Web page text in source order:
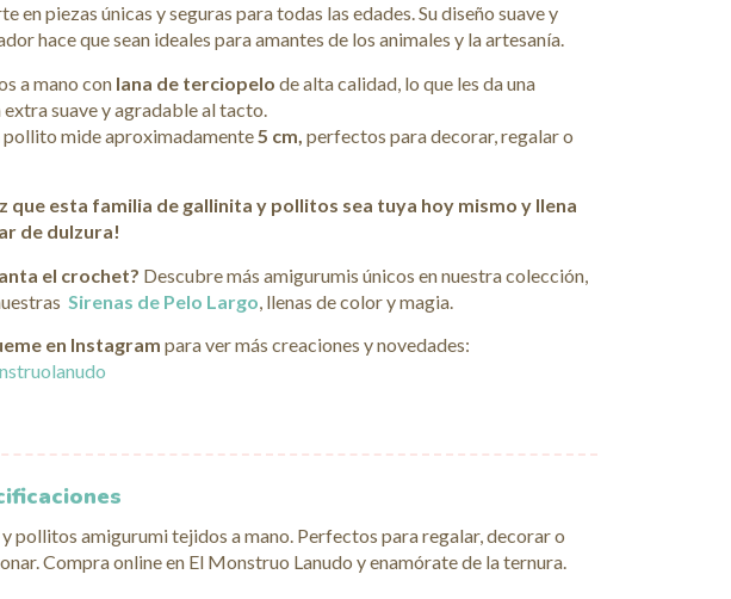
en piezas únicas y seguras para todas las edades. Su diseño suave y
hace que sean ideales para amantes de los animales y la artesanía.
a mano con lana de terciopelo de alta calidad, lo que les da una
suave y agradable al tacto.
pollito mide aproximadamente 5 cm, perfectos para decorar, regalar o
que esta familia de gallinita y pollitos sea tuya hoy mismo y llena
de dulzura!
el crochet? Descubre más amigurumis únicos en nuestra colección,
Sirenas de Pelo Largo , llenas de color y magia.
en Instagram para ver más creaciones y novedades:
pollitos amigurumi tejidos a mano. Perfectos para regalar, decorar o
Compra online en El Monstruo Lanudo y enamórate de la ternura.